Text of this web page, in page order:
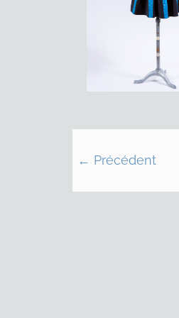
← Précédent